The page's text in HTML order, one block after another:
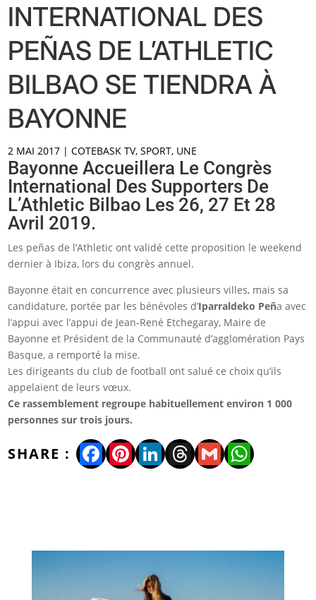
INTERNATIONAL DES
PEÑAS DE L’ATHLETIC
BILBAO SE TIENDRA À
BAYONNE
2 MAI 2017 |COTEBASK TV,SPORT, UNE
Bayonne Accueillera Le Congrès
International Des Supporters De
L’Athletic Bilbao Les 26, 27 Et 28
Avril 2019.
Les peñas de l’Athletic ont validé cette proposition le weekend
dernier à Ibiza, lors du congrès annuel.
Bayonne était en concurrence avec plusieurs villes, mais sa
candidature, portée par les bénévoles d’Iparraldeko Peña avec
l’appui avec l’appui de Jean-René Etchegaray, Maire de
Bayonne et Président de la Communauté d’agglomération Pays
Basque, a remporté la mise.
Les dirigeants du club de football ont salué ce choix qu’ils
appelaient de leurs vœux.
Ce rassemblement regroupe habituellement environ 1 000
personnes sur trois jours.
Facebook
Pinterest
LinkedIn
Threads
Gmail